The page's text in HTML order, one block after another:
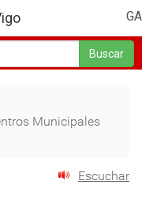
GA
Buscar
Municipales
Escuchar